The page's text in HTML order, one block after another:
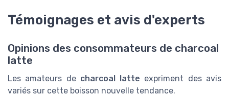
Témoignages et avis d'experts
Opinions des consommateurs de charcoal
latte
Les amateurs de charcoal latte expriment des avis
variés sur cette boisson nouvelle tendance.